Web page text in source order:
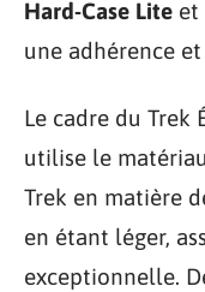
Hard-Case Lite et
une adhérence
Le cadre du Trek
utilise le matériau
Trek en matière
en étant léger,
exceptionnelle.